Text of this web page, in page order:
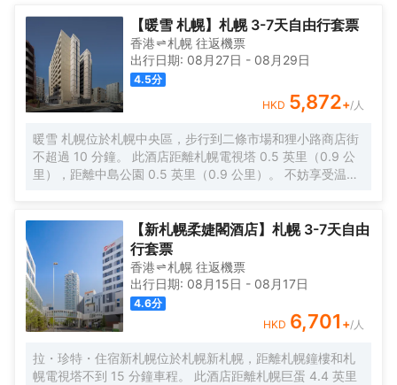
【暖雪 札幌】札幌 3-7天自由行套票
香港 札幌 往返機票
出行日期: 08月27日 - 08月29日
4.5分
HKD 5,872+/人
暖雪 札幌位於札幌中央區，步行到二條市場和狸小路商店街
不超過 10 分鐘。 此酒店距離札幌電視塔 0.5 英里（0.9 公
里），距離中島公園 0.5 英里（0.9 公里）。 不妨享受温泉
時前台服務和電梯。酒店提供收費自助停車。 有 136 間空調
客房提供平板電視；您定能在旅途中找到家的舒適。提供免
費無線網絡，方便您與朋友保持聯繫；數碼頻道可滿足您的
娛樂需求。浴室提供免費洗浴用品和吹風機。便利設施包括
保險箱和書桌；而且每天提供客房服務。
【新札幌柔婕閣酒店】札幌 3-7天自由
行套票
香港 札幌 往返機票
出行日期: 08月15日 - 08月17日
4.6分
HKD 6,701 +/人
拉・珍特・住宿新札幌位於札幌新札幌，距離札幌鐘樓和札
幌電視塔不到 15 分鐘車程。 此酒店距離札幌巨蛋 4.4 英里